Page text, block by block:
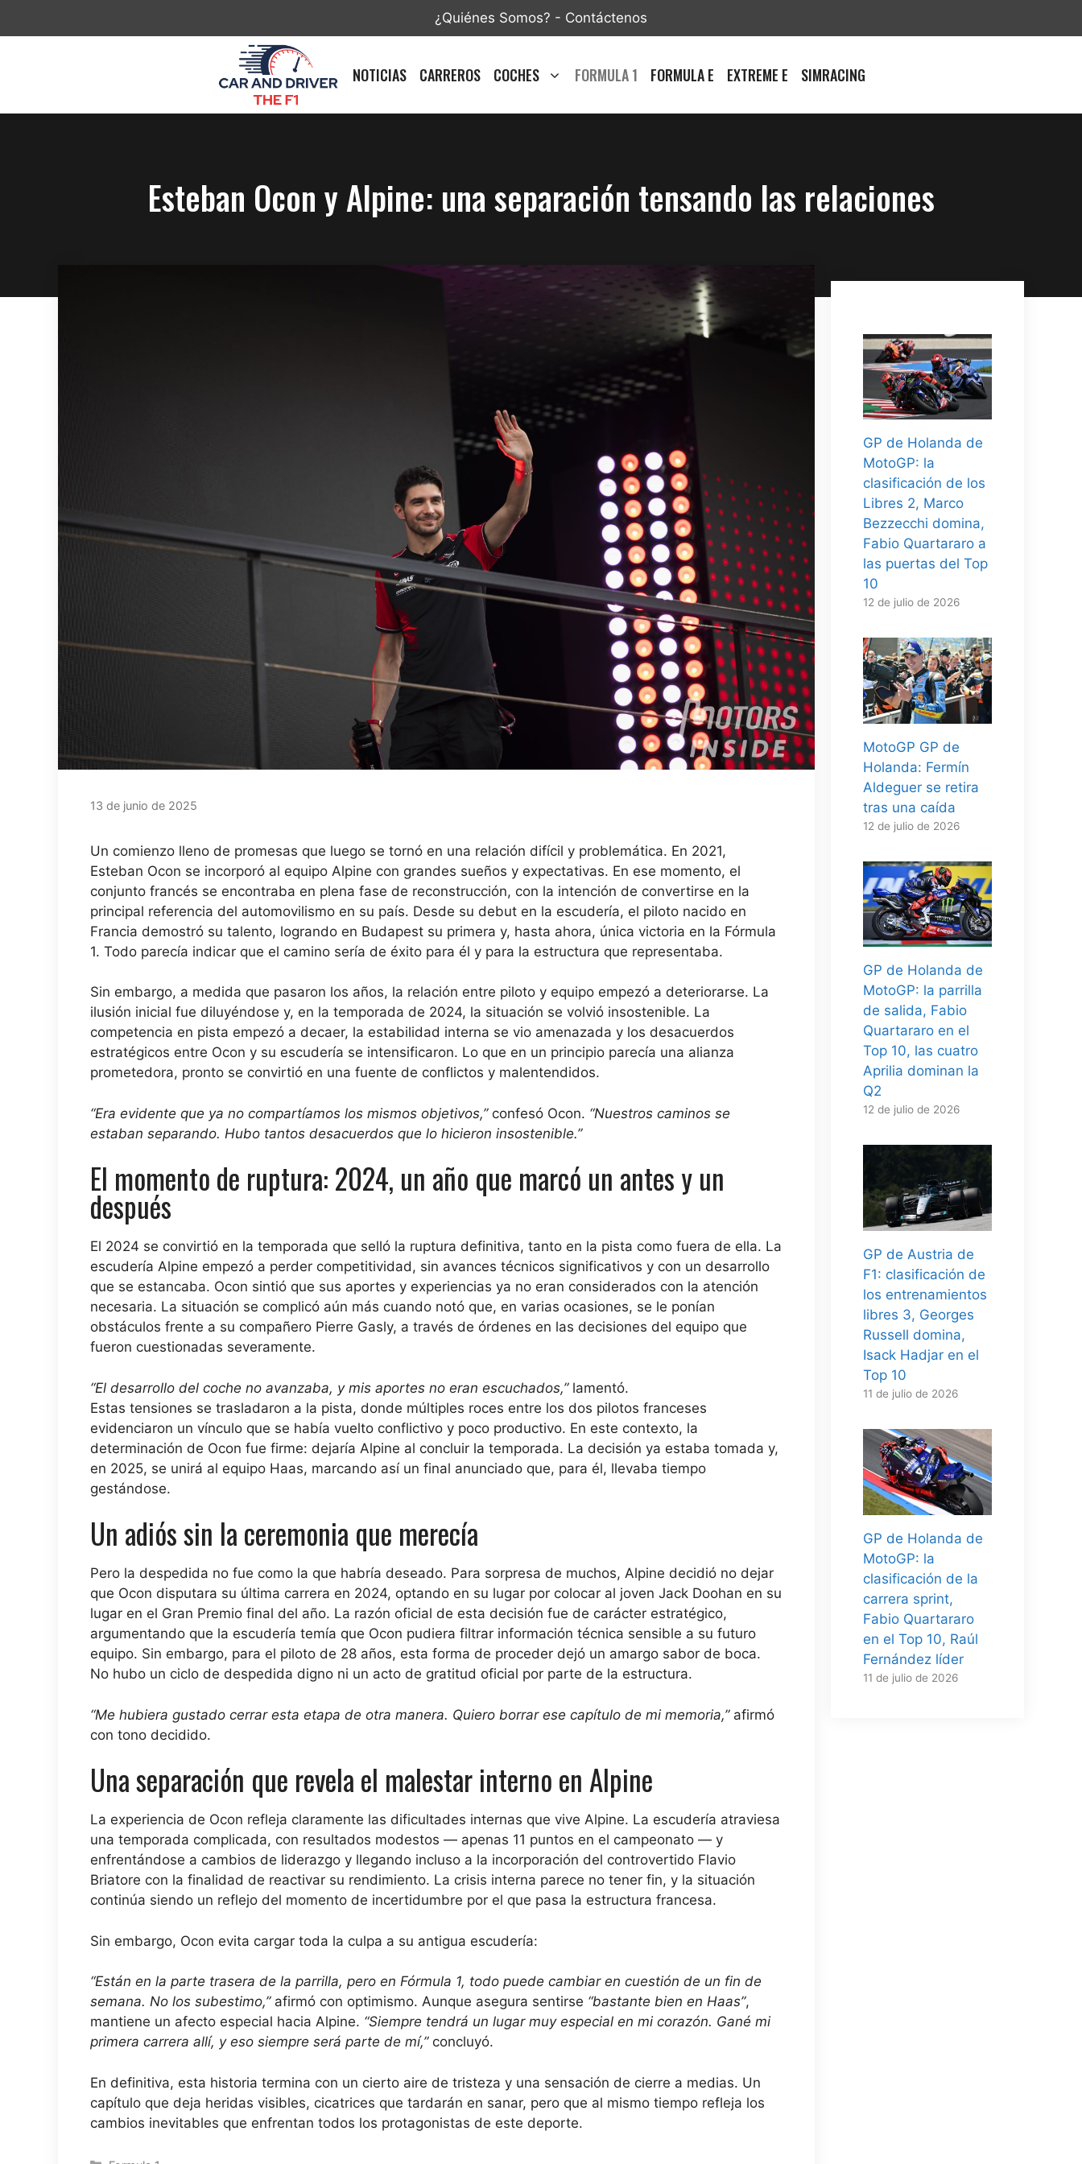
¿Quiénes Somos? - Contáctenos
NOTICIAS CARREROS COCHES FORMULA 1 FORMULA E EXTREME E SIMRACING
Esteban Ocon y Alpine: una separación tensando las relaciones
13 de junio de 2025
Un comienzo lleno de promesas que luego se tornó en una relación difícil y problemática. En 2021,
Esteban Ocon se incorporó al equipo Alpine con grandes sueños y expectativas. En ese momento, el
conjunto francés se encontraba en plena fase de reconstrucción, con la intención de convertirse en la
principal referencia del automovilismo en su país. Desde su debut en la escudería, el piloto nacido en
Francia demostró su talento, logrando en Budapest su primera y, hasta ahora, única victoria en la Fórmula
1. Todo parecía indicar que el camino sería de éxito para él y para la estructura que representaba.
Sin embargo, a medida que pasaron los años, la relación entre piloto y equipo empezó a deteriorarse. La
ilusión inicial fue diluyéndose y, en la temporada de 2024, la situación se volvió insostenible. La
competencia en pista empezó a decaer, la estabilidad interna se vio amenazada y los desacuerdos
estratégicos entre Ocon y su escudería se intensificaron. Lo que en un principio parecía una alianza
prometedora, pronto se convirtió en una fuente de conflictos y malentendidos.
“Era evidente que ya no compartíamos los mismos objetivos,”confesó Ocon. “Nuestros caminos se
estaban separando. Hubo tantos desacuerdos que lo hicieron insostenible.”
El momento de ruptura: 2024, un año que marcó un antes y un
después
El 2024 se convirtió en la temporada que selló la ruptura definitiva, tanto en la pista como fuera de ella. La
escudería Alpine empezó a perder competitividad, sin avances técnicos significativos y con un desarrollo
que se estancaba. Ocon sintió que sus aportes y experiencias ya no eran considerados con la atención
necesaria. La situación se complicó aún más cuando notó que, en varias ocasiones, se le ponían
obstáculos frente a su compañero Pierre Gasly, a través de órdenes en las decisiones del equipo que
fueron cuestionadas severamente.
“El desarrollo del coche no avanzaba, y mis aportes no eran escuchados,”lamentó.
Estas tensiones se trasladaron a la pista, donde múltiples roces entre los dos pilotos franceses
evidenciaron un vínculo que se había vuelto conflictivo y poco productivo. En este contexto, la
determinación de Ocon fue firme: dejaría Alpine al concluir la temporada. La decisión ya estaba tomada y,
en 2025, se unirá al equipo Haas, marcando así un final anunciado que, para él, llevaba tiempo
gestándose.
Un adiós sin la ceremonia que merecía
Pero la despedida no fue como la que habría deseado. Para sorpresa de muchos, Alpine decidió no dejar
que Ocon disputara su última carrera en 2024, optando en su lugar por colocar al joven Jack Doohan en su
lugar en el Gran Premio final del año. La razón oficial de esta decisión fue de carácter estratégico,
argumentando que la escudería temía que Ocon pudiera filtrar información técnica sensible a su futuro
equipo. Sin embargo, para el piloto de 28 años, esta forma de proceder dejó un amargo sabor de boca.
No hubo un ciclo de despedida digno ni un acto de gratitud oficial por parte de la estructura.
“Me hubiera gustado cerrar esta etapa de otra manera. Quiero borrar ese capítulo de mi memoria,”afirmó
con tono decidido.
Una separación que revela el malestar interno en Alpine
La experiencia de Ocon refleja claramente las dificultades internas que vive Alpine. La escudería atraviesa
una temporada complicada, con resultados modestos — apenas 11 puntos en el campeonato — y
enfrentándose a cambios de liderazgo y llegando incluso a la incorporación del controvertido Flavio
Briatore con la finalidad de reactivar su rendimiento. La crisis interna parece no tener fin, y la situación
continúa siendo un reflejo del momento de incertidumbre por el que pasa la estructura francesa.
Sin embargo, Ocon evita cargar toda la culpa a su antigua escudería:
“Están en la parte trasera de la parrilla, pero en Fórmula 1, todo puede cambiar en cuestión de un fin de
semana. No los subestimo,”afirmó con optimismo. Aunque asegura sentirse “bastante bien en Haas”,
mantiene un afecto especial hacia Alpine. “Siempre tendrá un lugar muy especial en mi corazón. Gané mi
primera carrera allí, y eso siempre será parte de mí,”concluyó.
En definitiva, esta historia termina con un cierto aire de tristeza y una sensación de cierre a medias. Un
capítulo que deja heridas visibles, cicatrices que tardarán en sanar, pero que al mismo tiempo refleja los
cambios inevitables que enfrentan todos los protagonistas de este deporte.
GP de Holanda de
MotoGP: la
clasificación de los
Libres 2, Marco
Bezzecchi domina,
Fabio Quartararo a
las puertas del Top
10
12 de julio de 2026
MotoGP GP de
Holanda: Fermín
Aldeguer se retira
tras una caída
12 de julio de 2026
GP de Holanda de
MotoGP: la parrilla
de salida, Fabio
Quartararo en el
Top 10, las cuatro
Aprilia dominan la
Q2
12 de julio de 2026
GP de Austria de
F1: clasificación de
los entrenamientos
libres 3, Georges
Russell domina,
Isack Hadjar en el
Top 10
11 de julio de 2026
GP de Holanda de
MotoGP: la
clasificación de la
carrera sprint,
Fabio Quartararo
en el Top 10, Raúl
Fernández líder
11 de julio de 2026